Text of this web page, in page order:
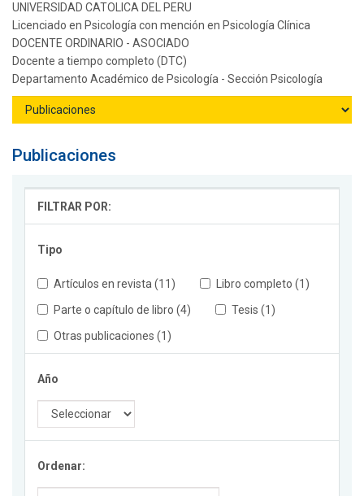
UNIVERSIDAD CATOLICA DEL PERU
Licenciado en Psicología con mención en Psicología Clínica
DOCENTE ORDINARIO - ASOCIADO
Docente a tiempo completo (DTC)
Departamento Académico de Psicología - Sección Psicología
Publicaciones
FILTRAR POR:
Tipo
Artículos en revista (11)
Libro completo (1)
Parte o capítulo de libro (4)
Tesis (1)
Otras publicaciones (1)
Año
Ordenar: